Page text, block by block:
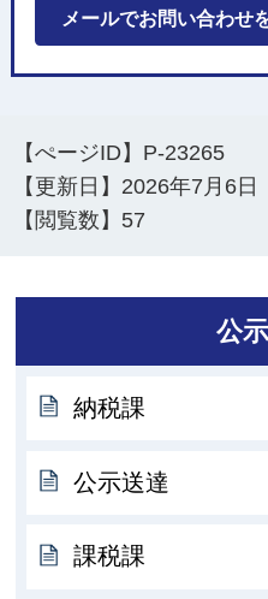
メールでお問い合わせ
【ぺージID】 P-23265
【更新日】 2026年7月6日
【閲覧数】 57
公
納税課
公示送達
課税課